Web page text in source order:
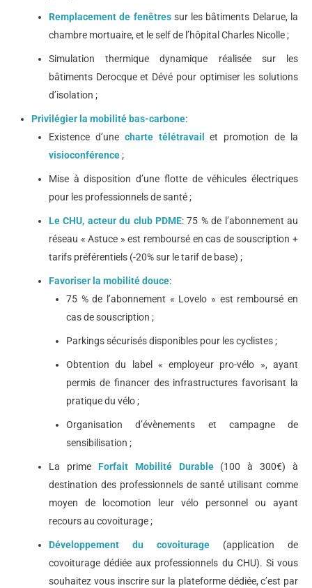
Remplacement de fenêtressur les bâtiments Delarue, la
chambre mortuaire, et le self de l’hôpital Charles Nicolle ;
Simulation thermique dynamique réalisée sur les
bâtiments Derocque et Dévé pour optimiser les solutions
d’isolation ;
Privilégier la mobilité bas-carbone:
Existence d’une charte télétravailet promotion de la
visioconférence;
Mise à disposition d’une flotte de véhicules électriques
pour les professionnels de santé ;
Le CHU, acteur du club PDME: 75 % de l’abonnement au
réseau « Astuce » est remboursé en cas de souscription +
tarifs préférentiels (-20% sur le tarif de base) ;
Favoriser la mobilité douce:
75 % de l’abonnement « Lovelo » est remboursé en
cas de souscription ;
Parkings sécurisés disponibles pour les cyclistes ;
Obtention du label « employeur pro-vélo », ayant
permis de financer des infrastructures favorisant la
pratique du vélo ;
Organisation d’évènements et campagne de
sensibilisation ;
La prime Forfait Mobilité Durable(100 à 300€) à
destination des professionnels de santé utilisant comme
moyen de locomotion leur vélo personnel ou ayant
recours au covoiturage ;
Développement du covoiturage (application de
covoiturage dédiée aux professionnels du CHU). Si vous
souhaitez vous inscrire sur la plateforme dédiée, c’est par